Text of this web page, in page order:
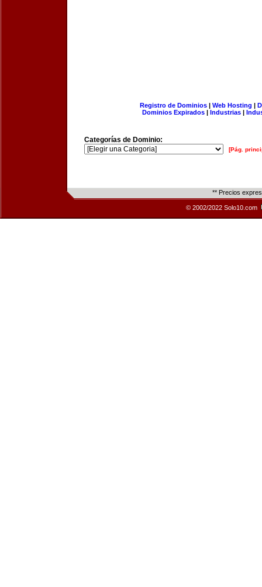
Registro de Dominios| Web Hosting |
Dominios Expirados | Industrias |
Categorías de Dominio:
[Pág.
** Precios
© 2002/2022 Solo10.com